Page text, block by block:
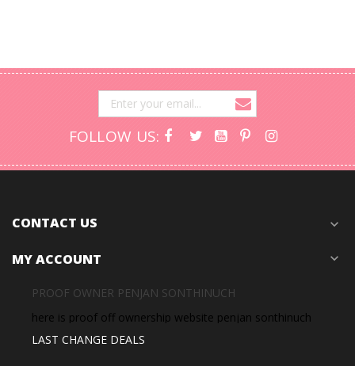
FOLLOW US:
CONTACT US expand_more
MY ACCOUNT expand_more
PROOF OWNER PENJAN SONTHINUCH
here is proof off ownership website penjan sonthinuch
LAST CHANGE DEALS